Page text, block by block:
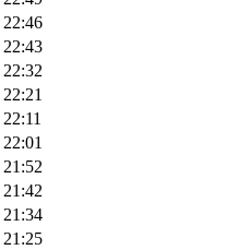
22:46
22:43
22:32
22:21
22:11
22:01
21:52
21:42
21:34
21:25